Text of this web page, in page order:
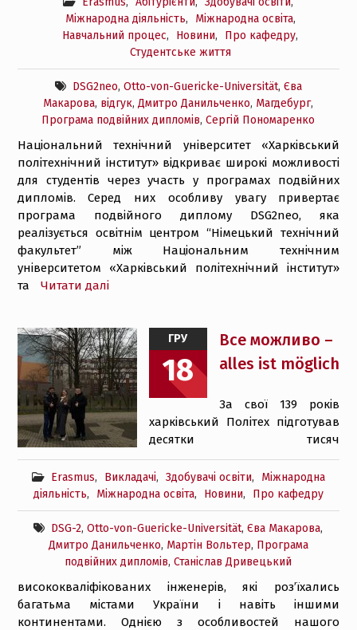
Міжнародна діяльність, Міжнародна освіта,
Навчальний процес, Новини, Про кафедру,
Студентське життя
DSG2neo, Otto-von-Guericke-Universität, Єва
Макарова, відгук,Дмитро Данильченко, Магдебург,
Програма подвійних дипломів,Сергій Пономаренко
Національний технічний університет «Харківський
політехнічний інститут» відкриває широкі можливості
для студентів через участь у програмах подвійних
дипломів. Серед них особливу увагу привертає
програма подвійного диплому DSG2neo, яка
реалізується освітнім центром “Німецький технічний
факультет” між Національним технічним
університетом «Харківський політехнічний інститут»
та
Читати далі
ГРУ
18
Все можливо –
alles ist möglich
Erasmus, Викладачі, Здобувачі освіти,
Міжнародна
діяльність, Міжнародна освіта, Новини, Про кафедру
DSG-2,Otto-von-Guericke-Universität,Єва Макарова,
Дмитро Данильченко, Мартін Вольтер, Програма
подвійних дипломів,Станіслав Дривецький
За свої 139 років
харківський Політех підготував
десятки тисяч
висококваліфікованих інженерів, які роз’їхались
багатьма містами України і навіть іншими
континентами. Однією з особливостей нашого